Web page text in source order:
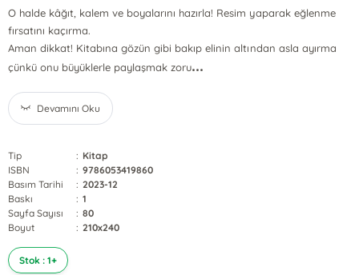
O halde kâğıt, kalem ve boyalarını hazırla! Resim yaparak eğlenme
fırsatını kaçırma.
Aman dikkat! Kitabına gözün gibi bakıp elinin altından asla ayırma
çünkü onu büyüklerle paylaşmak zoru...
Devamını Oku
Tip : Kitap
ISBN
: 9786053419860
Basım Tarihi
: 2023-12
Baskı
: 1
Sayfa Sayısı
: 80
Boyut
: 210x240
Stok : 1+